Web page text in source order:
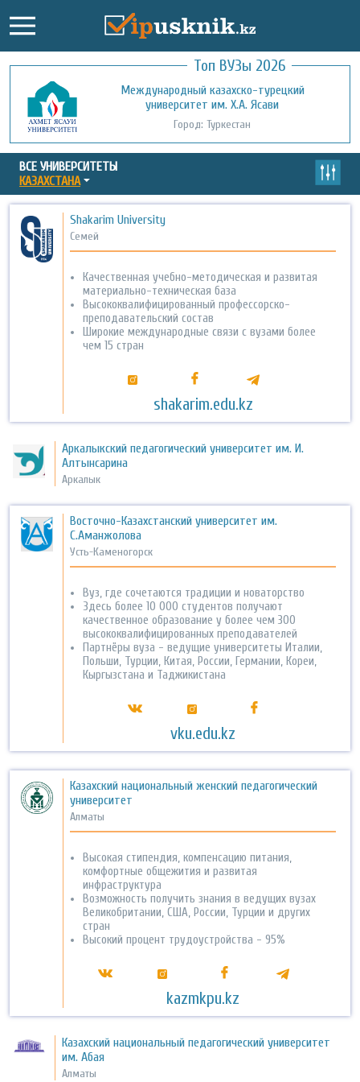
Топ ВУЗы 2026
Международный казахско-турецкий
университет им. Х.А. Ясави
Город: Туркестан
Кызылординский открытый
университет
Город: Кызылорда
ВСЕ УНИВЕРСИТЕТЫ
КАЗАХСТАНА
Shakarim University
Семей
Качественная учебно-методическая и развитая
материально-техническая база
Высококвалифицированный профессорско-
преподавательский состав
Широкие международные связи с вузами более
чем 15 стран
shakarim.edu.kz
Аркалыкский педагогический университет им. И.
Алтынсарина
Аркалык
Восточно-Казахстанский университет им.
С.Аманжолова
Усть-Каменогорск
Вуз, где сочетаются традиции и новаторство
Здесь более 10 000 студентов получают
качественное образование у более чем 300
высококвалифицированных преподавателей
Партнёры вуза - ведущие университеты Италии,
Польши, Турции, Китая, России, Германии, Кореи,
Кыргызстана и Таджикистана
vku.edu.kz
Казахский национальный женский педагогический
университет
Алматы
Высокая стипендия, компенсацию питания,
комфортные общежития и развитая
инфраструктура
Возможность получить знания в ведущих вузах
Великобритании, США, России, Турции и других
стран
Высокий процент трудоустройства - 95%
kazmkpu.kz
Казахский национальный педагогический университет
им. Абая
Алматы